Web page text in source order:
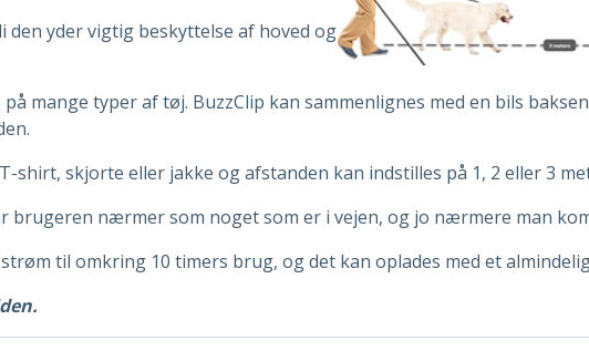
yder vigtig beskyttelse af hoved og
mange typer af tøj. BuzzClip kan sammenlignes med en bils
shirt, skjorte eller jakke og afstanden kan indstilles på 1, 2 eller 3
brugeren nærmer som noget som er i vejen, og jo nærmere man
til omkring 10 timers brug, og det kan oplades med et